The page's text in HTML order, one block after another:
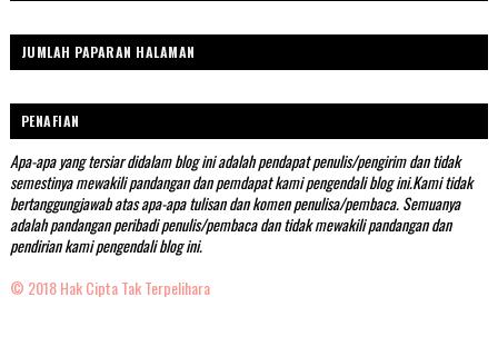
JUMLAH PAPARAN HALAMAN
PENAFIAN
Apa-apa yang tersiar didalam blog ini adalah pendapat penulis/pengirim dan tidak
semestinya mewakili pandangan dan pemdapat kami pengendali blog ini.Kami tidak
bertanggungjawab atas apa-apa tulisan dan komen penulisa/pembaca. Semuanya
adalah pandangan peribadi penulis/pembaca dan tidak mewakili pandangan dan
pendirian kami pengendali blog ini.
© 2018 Hak Cipta Tak Terpelihara